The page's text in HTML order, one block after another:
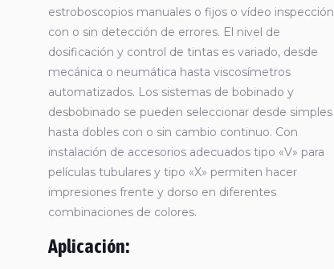
estroboscopios manuales o fijos o vídeo inspección
con o sin detección de errores. El nivel de
dosificación y control de tintas es variado, desde
mecánica o neumática hasta viscosímetros
automatizados. Los sistemas de bobinado y
desbobinado se pueden seleccionar desde simples
hasta dobles con o sin cambio continuo. Con
instalación de accesorios adecuados tipo «V» para
películas tubulares y tipo «X» permiten hacer
impresiones frente y dorso en diferentes
combinaciones de colores.
Aplicación: